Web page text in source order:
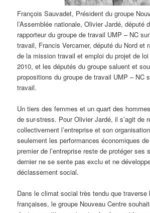
François Sauvadet, Président du groupe
l’Assemblée nationale, Olivier Jardé, député
rapporteur du groupe de travail UMP – NC
travail, Francis Vercamer, député du Nord et
de la mission travail et emploi du projet de
2010, et les députés du groupe saluent et
propositions du groupe de travail UMP – NC
travail.
Un tiers des femmes et un quart des
de sur-stress. Pour Olivier Jardé, il s’agit de
collectivement l’entreprise et son
seulement les performances économiques
premier de l’entreprise reste de protéger ses
dernier ne se sente pas exclu et ne
déclassement social.
Dans le climat social très tendu que traverse
françaises, le groupe Nouveau Centre